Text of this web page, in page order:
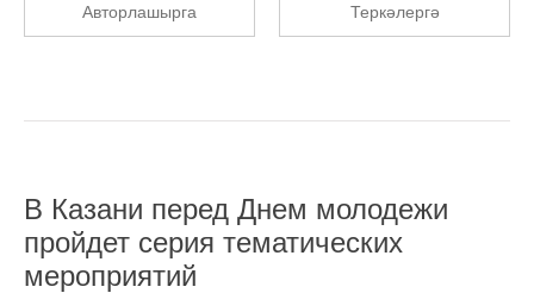
Авторлашырга Теркәлергә
В Казани перед Днем молодежи
пройдет серия тематических
мероприятий